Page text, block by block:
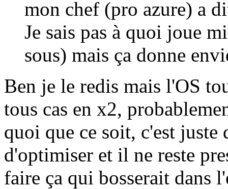
mon chef (pro azure) a
Je sais pas à quoi joue
sous) mais ça donne
Ben je le redis mais l'OS
tous cas en x2,
quoi que ce soit, c'est
d'optimiser et il ne reste
faire ça qui bosserait dans